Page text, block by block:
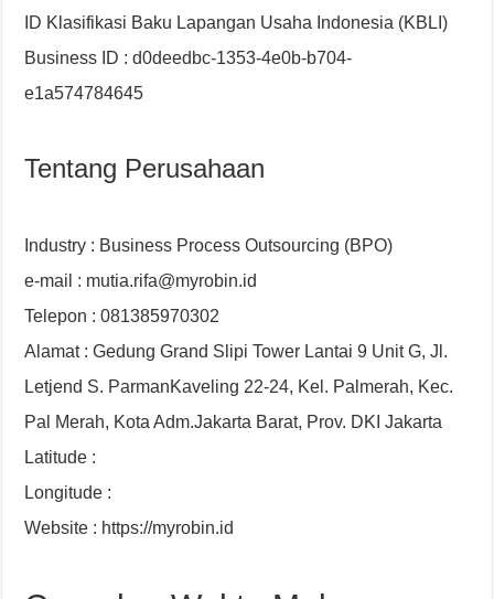
ID Klasifikasi Baku Lapangan Usaha Indonesia (KBLI)
Business ID : d0deedbc-1353-4e0b-b704-
e1a574784645
Tentang Perusahaan
Industry : Business Process Outsourcing (BPO)
e-mail : mutia.rifa@myrobin.id
Telepon : 081385970302
Alamat : Gedung Grand Slipi Tower Lantai 9 Unit G, Jl.
Letjend S. ParmanKaveling 22-24, Kel. Palmerah, Kec.
Pal Merah, Kota Adm.Jakarta Barat, Prov. DKI Jakarta
Latitude :
Longitude :
Website : https://myrobin.id